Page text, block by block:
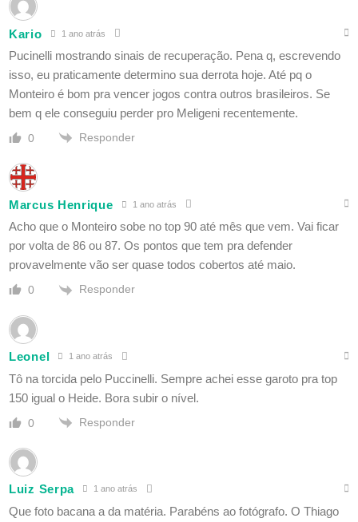
Kario 1 ano atrás
Pucinelli mostrando sinais de recuperação. Pena q, escrevendo
isso, eu praticamente determino sua derrota hoje. Até pq o
Monteiro é bom pra vencer jogos contra outros brasileiros. Se
bem q ele conseguiu perder pro Meligeni recentemente.
0 Responder
Marcus Henrique 1 ano atrás
Acho que o Monteiro sobe no top 90 até mês que vem. Vai ficar
por volta de 86 ou 87. Os pontos que tem pra defender
provavelmente vão ser quase todos cobertos até maio.
0 Responder
Leonel 1 ano atrás
Tô na torcida pelo Puccinelli. Sempre achei esse garoto pra top
150 igual o Heide. Bora subir o nível.
0 Responder
Luiz Serpa 1 ano atrás
Que foto bacana a da matéria. Parabéns ao fotógrafo. O Thiago